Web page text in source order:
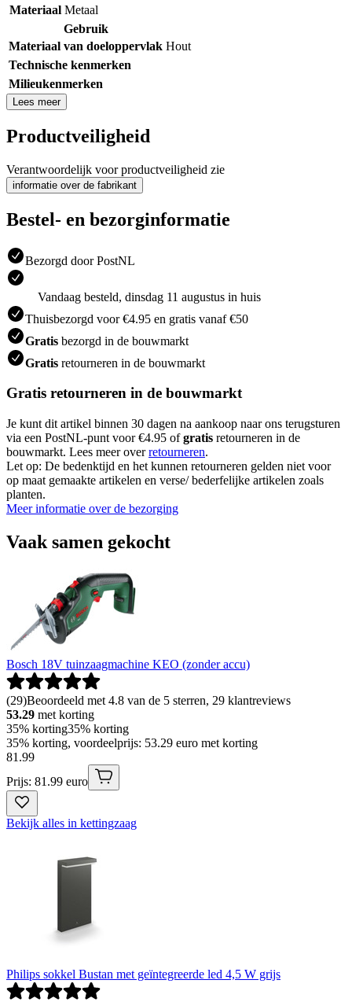
Materiaal Metaal
Gebruik
Materiaal van doeloppervlak Hout
Technische kenmerken
Milieukenmerken
Lees meer
Productveiligheid
Verantwoordelijk voor productveiligheid zie
informatie over de fabrikant
Bestel- en bezorginformatie
Bezorgd door PostNL
Vandaag besteld, dinsdag 11 augustus in huis
Thuisbezorgd voor €4.95 en gratis vanaf €50
Gratis bezorgd in de bouwmarkt
Gratis retourneren in de bouwmarkt
Gratis retourneren in de bouwmarkt
Je kunt dit artikel binnen 30 dagen na aankoop naar ons terugsturen
via een PostNL-punt voor €4.95 ofgratis retourneren in de
bouwmarkt. Lees meer overretourneren.
Let op: De bedenktijd en het kunnen retourneren gelden niet voor
op maat gemaakte artikelen en verse/ bederfelijke artikelen zoals
planten.
Meer informatie over de bezorging
Vaak samen gekocht
Bosch 18V tuinzaagmachine KEO (zonder accu)
(29)Beoordeeld met 4.8 van de 5 sterren, 29 klantreviews
53.29 met korting
35% korting35% korting
35% korting, voordeelprijs: 53.29 euro met korting
81 .99
Prijs: 81.99 euro
Bekijk alles in kettingzaag
Philips sokkel Bustan met geïntegreerde led 4,5 W grijs